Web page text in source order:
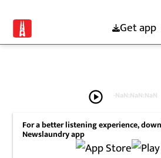
Get app
play_circle -NaN:NaN:NaN
For a better listening experience,
Newslaundry app